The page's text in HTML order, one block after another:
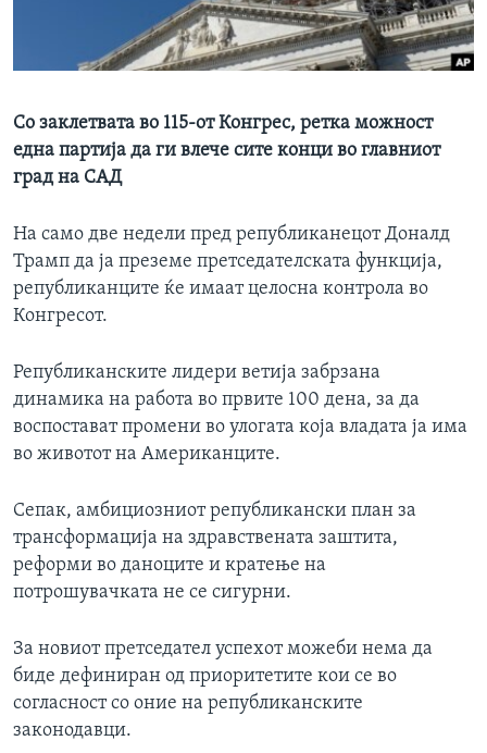
Со заклетвата во 115-от Конгрес, ретка можност
една партија да ги влече сите конци во главниот
град на САД
На само две недели пред републиканецот Доналд
Трамп да ја преземе претседателската функција,
републиканците ќе имаат целосна контрола во
Конгресот.
Републиканските лидери ветија забрзана
динамика на работа во првите 100 дена, за да
воспостават промени во улогата која владата ја има
во животот на Американците.
Сепак, амбициозниот републикански план за
трансформација на здравствената заштита,
реформи во даноците и кратење на
потрошувачката не се сигурни.
За новиот претседател успехот можеби нема да
биде дефиниран од приоритетите кои се во
согласност со оние на републиканските
законодавци.